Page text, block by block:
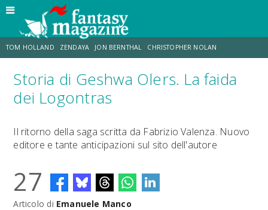
TOM HOLLAND ZENDAYA JON BERNTHAL CHRISTOPHER NOLAN
STRANIMONDI LUCCA COMICS & GAMES ODISSEA DESTIN DANIEL CRETTON
Storia di Geshwa Olers. La faida
dei Logontras
Il ritorno della saga scritta da Fabrizio Valenza. Nuovo
editore e tante anticipazioni sul sito dell'autore
27
Articolo di Emanuele Manco